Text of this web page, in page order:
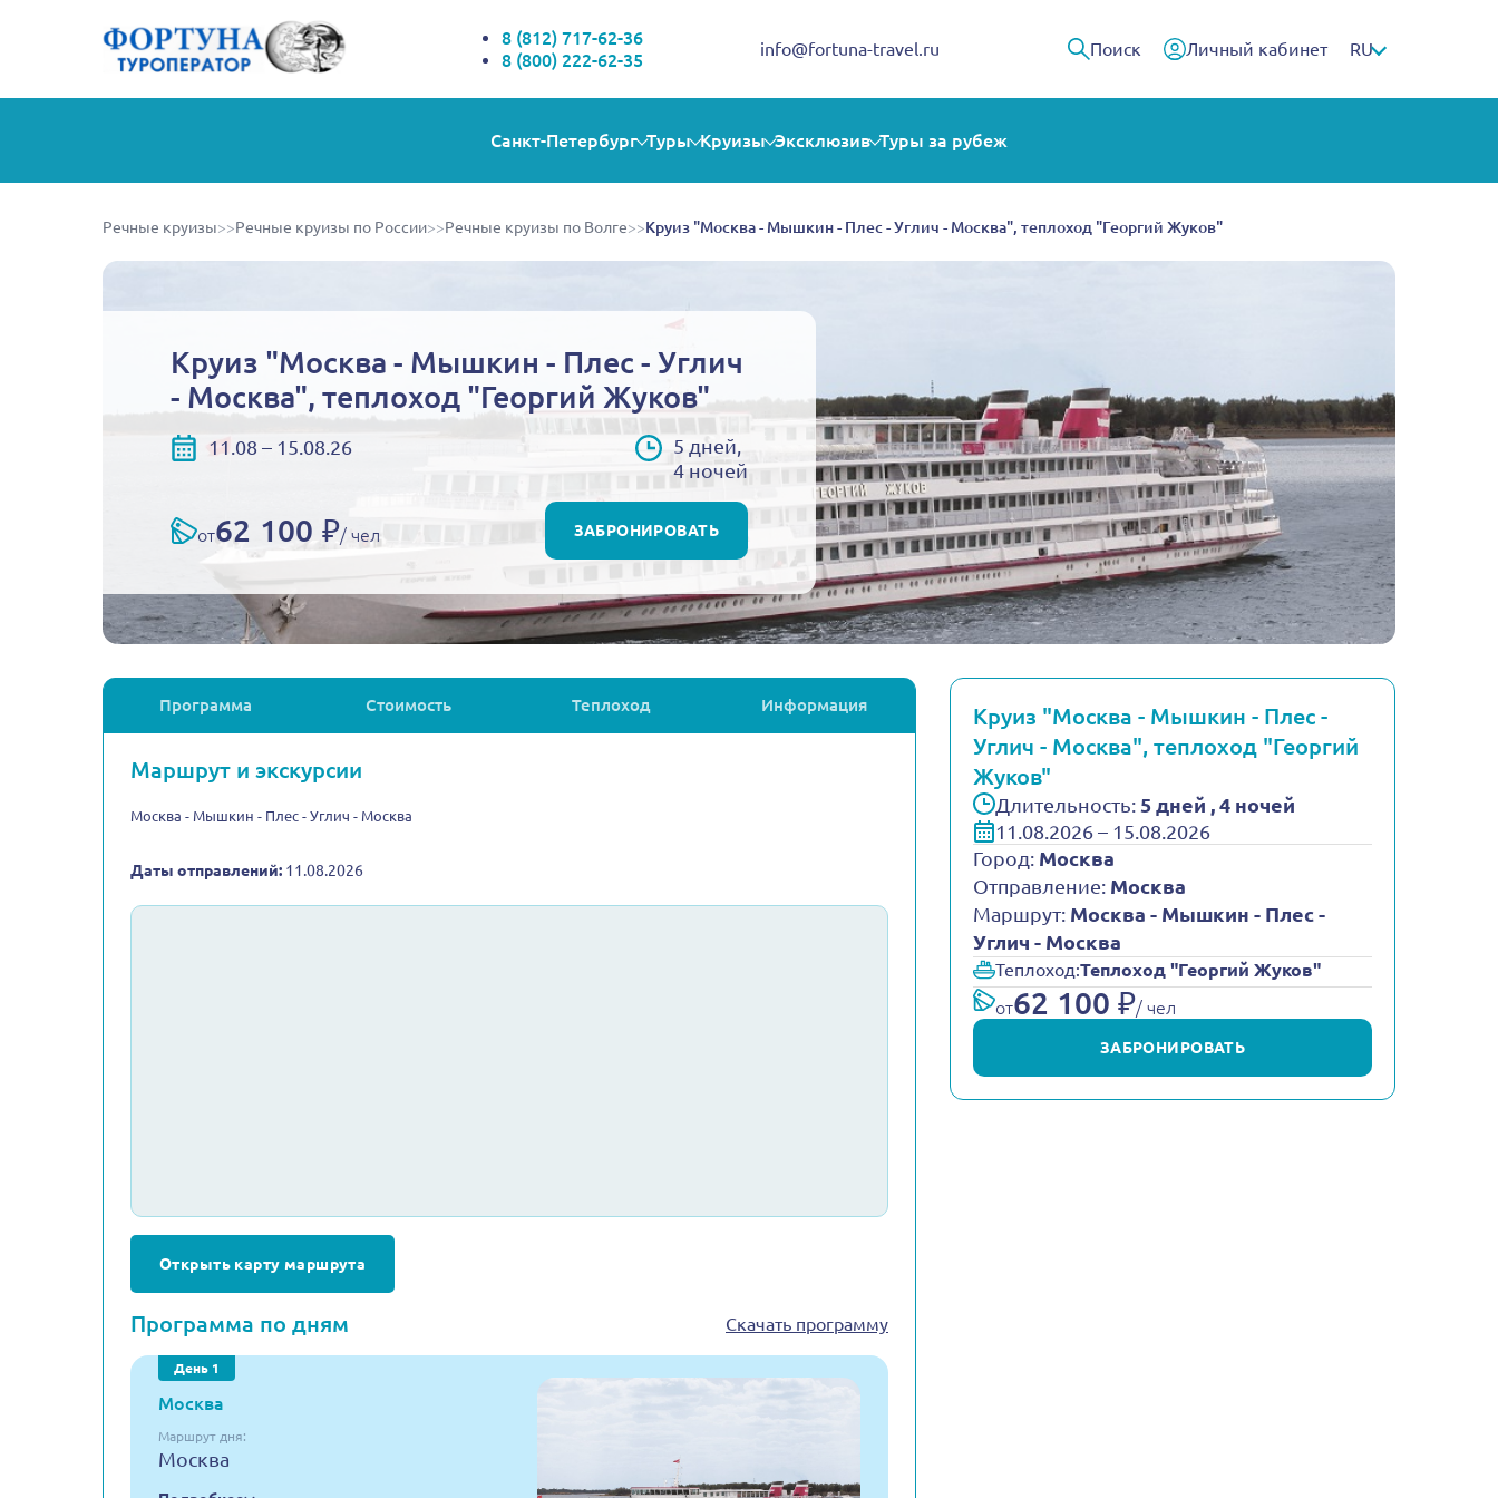
Выбираете себе увлекательную поездку? Могу помочь!
8 (812) 717-62-36
8 (800) 222-62-35
info@fortuna-travel.ru Поиск Личный кабинет RU
Санкт-Петербург Туры Круизы Эксклюзив Туры за рубеж
Речные круизы>>Речные круизы по России>>Речные круизы по Волге>>Круиз "Москва - Мышкин - Плес - Углич - Москва", теплоход "Георгий Жуков"
Круиз "Москва - Мышкин - Плес - Углич
- Москва", теплоход "Георгий Жуков"
11.08 – 15.08.26
5 дней,
4 ночей
от62 100 ₽/ чел ЗАБРОНИРОВАТЬ
Программа Стоимость Теплоход Информация
Маршрут и экскурсии
Москва - Мышкин - Плес - Углич - Москва
Даты отправлений: 11.08.2026
Открыть карту маршрута
Программа по дням Скачать программу
День 1
Москва
Маршрут дня:
Москва
Круиз "Москва - Мышкин - Плес -
Углич - Москва", теплоход "Георгий
Жуков"
Длительность: 5 дней , 4 ночей
11.08.2026 – 15.08.2026
Город: Москва
Отправление: Москва
Маршрут: Москва - Мышкин - Плес -
Углич - Москва
Теплоход:Теплоход "Георгий Жуков"
от62 100 ₽/ чел
ЗАБРОНИРОВАТЬ